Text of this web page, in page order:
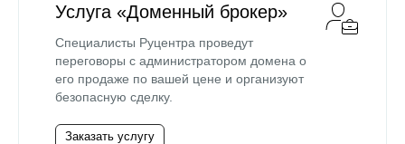
Услуга «Доменный брокер»
Специалисты Руцентра проведут
переговоры с администратором домена о
его продаже по вашей цене и организуют
безопасную сделку.
Заказать услугу